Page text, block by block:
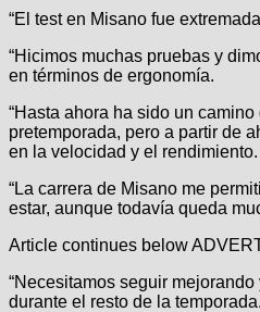
“El test en Misano fue
“Hicimos muchas pruebas y
en términos de ergonomía.
“Hasta ahora ha sido un
pretemporada, pero a partir de
en la velocidad y el rendimiento.
“La carrera de Misano me
estar, aunque todavía queda
Article continues below
“Necesitamos seguir
durante el resto de la